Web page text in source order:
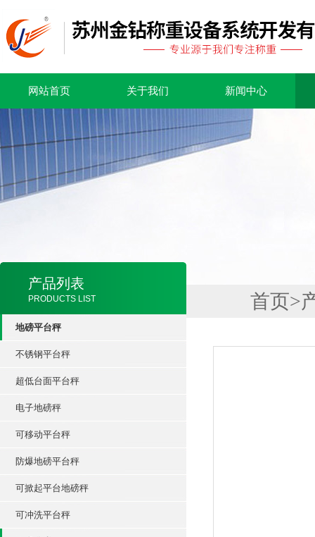
网站首页 关于我们 新闻中心
产品列表
PRODUCTS LIST
地磅平台秤
不锈钢平台秤
超低台面平台秤
电子地磅秤
可移动平台秤
防爆地磅平台秤
可掀起平台地磅秤
可冲洗平台秤
首页>